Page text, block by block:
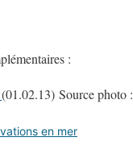
:
(01.02.13) Source photo :
en mer